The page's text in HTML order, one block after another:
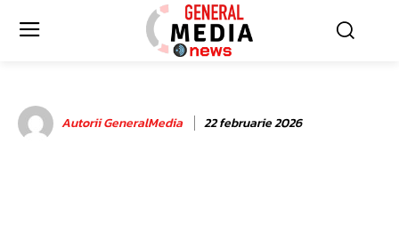
Autorii GeneralMedia 22 februarie 2026